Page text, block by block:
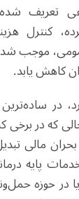
تعریف
کنترل
موجب
کاهش یابد.
در
که در برخی
بحران مالی
پایه
حوزه